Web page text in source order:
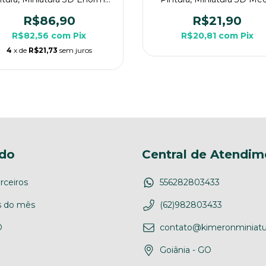
R$86,90
R$82,56 com Pix
4 x de R$21,73 sem juros
R$21,90
R$20,81 com Pix
do mês
Central de
556282803433
(62)982803433
Goiânia - GO